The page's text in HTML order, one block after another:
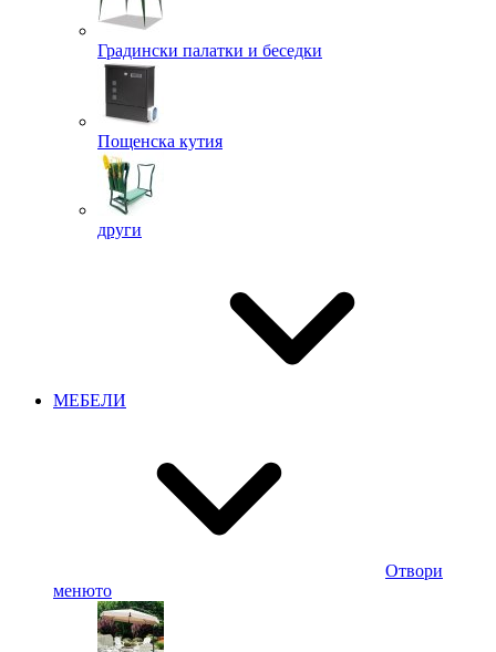
Градински палатки и беседки
Пощенска кутия
други
МЕБЕЛИ
Отвори
менюто